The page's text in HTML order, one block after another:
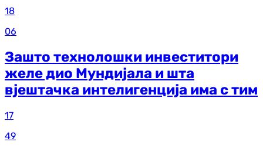
18
06
Зашто технолошки инвеститори
желе дио Мундијала и шта
вјештачка интелигенција има с тим
17
49